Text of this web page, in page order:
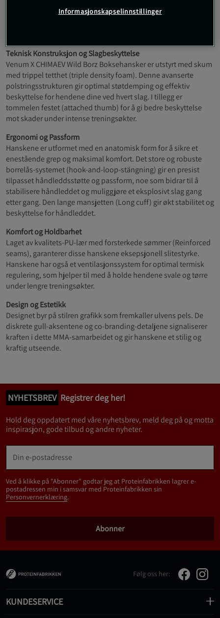
driv inn i Venums høyytelsesutstyr. Med sin elegante svart-grå-
Teknisk Konstruksjon og Slagbeskyttelse
Venum X CHIMAEV Wild Borz Boksehansker er utstyrt med skum
med trippel tetthet (triple density foam). Denne avanserte
polstringsstrukturen gir optimal støtdemping og effektiv
beskyttelse for hendene dine ved hvert slag. I tillegg er
tommelen festet (attached thumb) for å gi bedre beskyttelse
mot skader under intense treningsøkter.
Ergonomi og Passform
Hanskene er utformet med en anatomisk form for å sikre et
enestående grep og maksimal komfort. Det store og robuste
borrelås-systemet (hook-and-loop-stängning) gir en presist
tilpasset håndleddsstøtte og passform, noe som bidrar til å
stabilisere håndleddet og muliggjøre et eksplosivt slag gang
etter gang. Den lange mansjetten (Long cuff) gir økt stabilitet og
beskyttelse for håndleddet.
Komfort og Holdbarhet
Laget av kvalitets-PU-lær med forsterkede sømmer (Reinforced
seams), garanterer disse hanskene eksepsjonell slitestyrke.
Hanskene har også et ventilasjonssystem for optimal termisk
regulering, som hjelper til med å holde hendene svale og tørre
under lengre treningsøkter.
Design og Estetikk
Designet byr på stilren grafikk som fremkaller ulvens pels. De
diskrete gull-aksentene og co-branding-detaljene signaliserer
kraften i dette MMA-samarbeidet og gir hanskene et stilig og
kraftig utseende.
NYHETSBREV Registrer deg her!
Hold deg oppdatert med våre nyhetsbrev, meld deg på og motta
inspirasjon, gode tilbud og andre nyheter.
Ved å klikke på "Abonner" godtar jeg at Proteinfabrikken lagrer e-
postadressen min i samsvar med Proteinfabrikken sin
Personvernerklæring.
Abonner
Følg oss her:
KUNDESERVICE
Informasjonskapselinnstillinger